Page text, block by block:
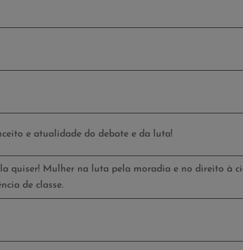
e atualidade do debate e da luta!
quiser! Mulher na luta pela moradia e no direito à
de classe.